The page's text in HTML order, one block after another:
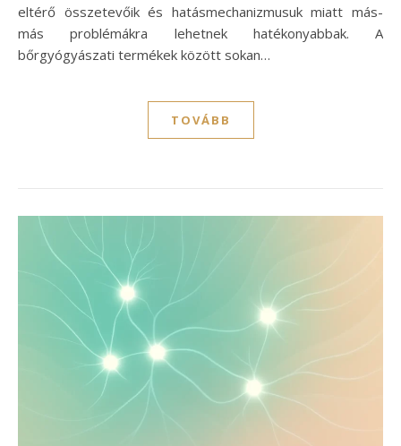
eltérő összetevőik és hatásmechanizmusuk miatt más-
más problémákra lehetnek hatékonyabbak. A
bőrgyógyászati termékek között sokan…
TOVÁBB